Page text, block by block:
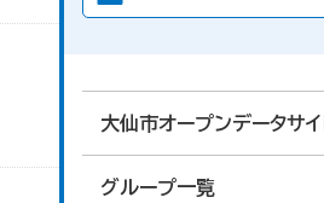
大仙市オープンデータサ
グループ一覧